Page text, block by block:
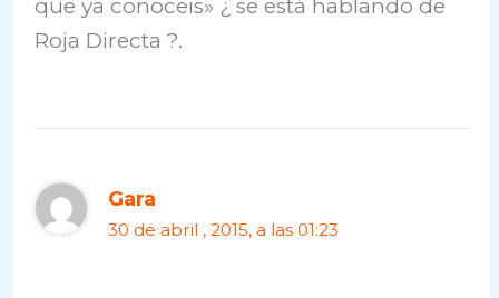
que ya conoceis» ¿ se está hablando de
Roja Directa ?.
Gara
30 de abril , 2015, a las 01:23